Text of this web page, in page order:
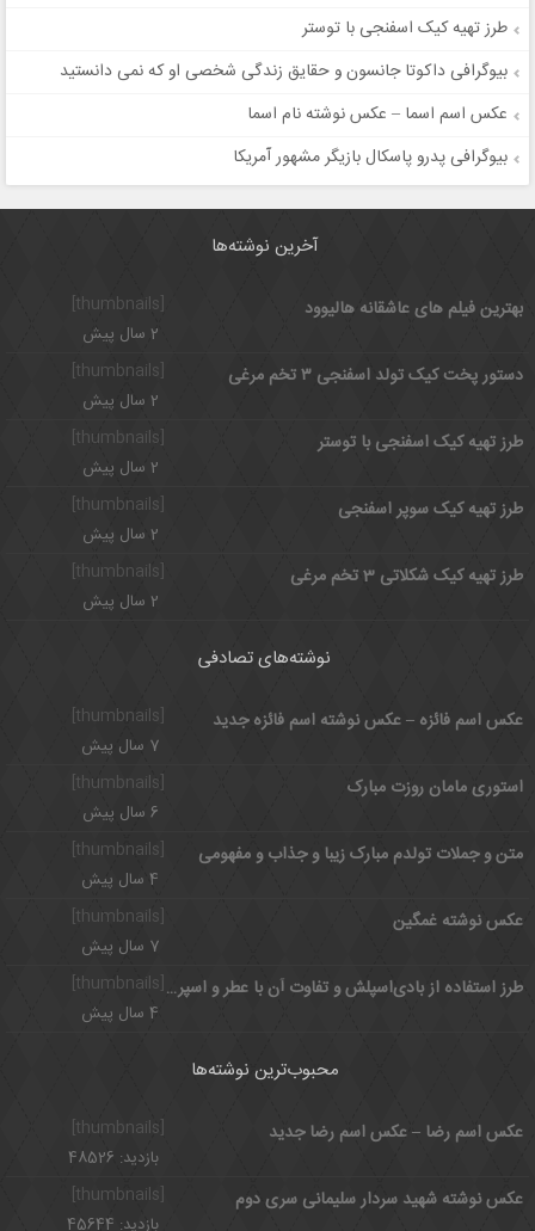
طرز تهیه کیک اسفنجی با توستر
بیوگرافی داکوتا جانسون و حقایق زندگی شخصی او که نمی دانستید
عکس اسم اسما – عکس نوشته نام اسما
بیوگرافی پدرو پاسکال بازیگر مشهور آمریکا
آخرین نوشته‌ها
بهترین فیلم های عاشقانه هالیوود
2 سال پیش
[thumbnails]
دستور پخت کیک تولد اسفنجی ۳ تخم مرغی
2 سال پیش
طرز تهیه کیک اسفنجی با توستر
2 سال پیش
[thumbnails]
طرز تهیه کیک سوپر اسفنجی
2 سال پیش
طرز تهیه کیک شکلاتی 3 تخم مرغی
2 سال پیش
نوشته‌های تصادفی
[thumbnails] عکس اسم فائزه – عکس نوشته اسم فائزه جدید
7 سال پیش
استوری مامان روزت مبارک
6 سال پیش
[thumbnails]
متن و جملات تولدم مبارک زیبا و جذاب و مفهومی
4 سال پیش
عکس نوشته غمگین
7 سال پیش
طرز استفاده از بادی‌اسپلش و تفاوت آن با عطر و اسپری و ادکلن جیست؟
4 سال پیش
محبوب‌ترین نوشته‌ها
عکس اسم رضا – عکس اسم رضا جدید
بازدید: 48526
[thumbnails]
عکس نوشته شهید سردار سلیمانی سری دوم
بازدید: 45644